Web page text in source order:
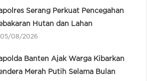
Serang Perkuat Pencegahan
Hutan dan Lahan
05/08/2026
Banten Ajak Warga Kibarkan
Merah Putih Selama Bulan